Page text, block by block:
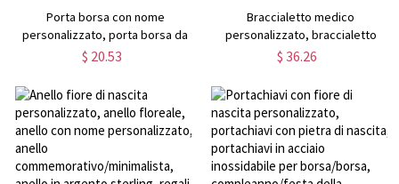
Porta borsa con nome
personalizzato, porta borsa da
baseball/softball ricamato,
pelle/acrilico, regalo per amanti
dello sport/giocatori/allenatori
$ 20.53
Braccialetto medico
personalizzato, braccialetto
identificativo di allarme sportivo
targhetta identificativa in acciaio
inossidabile, braccialetto di
sopravvivenza di emergenza per
uomo/donna
$ 36.26